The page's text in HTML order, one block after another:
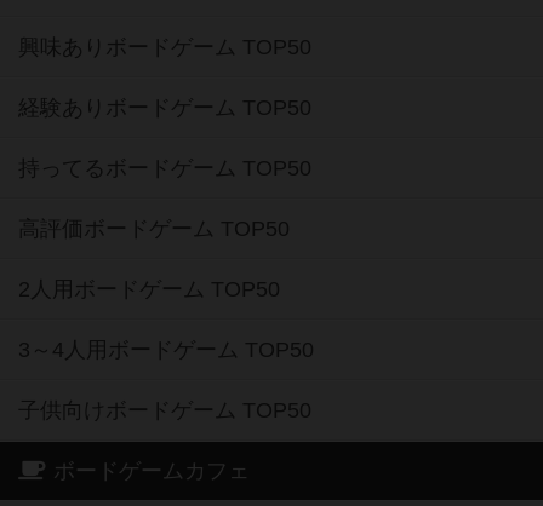
興味ありボードゲーム TOP50
経験ありボードゲーム TOP50
持ってるボードゲーム TOP50
高評価ボードゲーム TOP50
2人用ボードゲーム TOP50
3～4人用ボードゲーム TOP50
子供向けボードゲーム TOP50
ボードゲームカフェ